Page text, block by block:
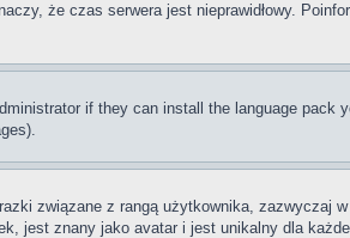
że czas serwera jest nieprawidłowy.
if they can install the language pack
związane z rangą użytkownika, zazwyczaj
jest znany jako avatar i jest unikalny dla